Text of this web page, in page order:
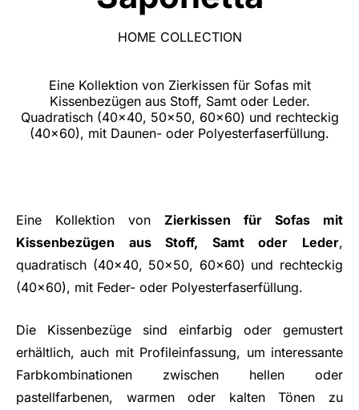
HOME COLLECTION
Eine Kollektion von Zierkissen für Sofas mit
Kissenbezügen aus Stoff, Samt oder Leder.
Quadratisch (40x40, 50x50, 60x60) und rechteckig
(40x60), mit Daunen- oder Polyesterfaserfüllung.
Eine Kollektion von Zierkissen für Sofas mit
Kissenbezügen aus Stoff, Samt oder Leder,
quadratisch (40x40, 50x50, 60x60) und rechteckig
(40x60), mit Feder- oder Polyesterfaserfüllung.
Die Kissenbezüge sind einfarbig oder gemustert
erhältlich, auch mit Profileinfassung, um interessante
Farbkombinationen zwischen hellen oder
pastellfarbenen, warmen oder kalten Tönen zu